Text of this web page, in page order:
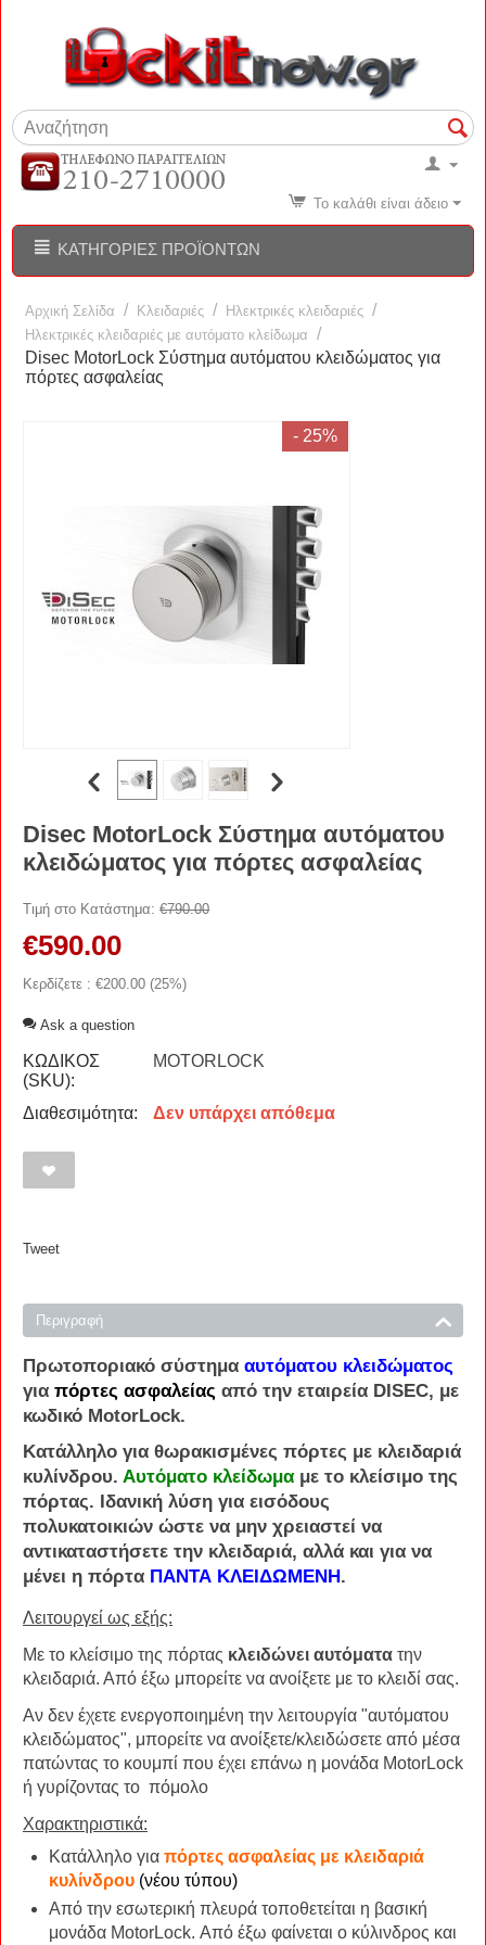
Το καλάθι είναι άδειο
ΚΑΤΗΓΟΡΊΕΣ ΠΡΟΪΌΝΤΩΝ
Αρχική Σελίδα / Κλειδαριές / Ηλεκτρικές κλειδαριές /
Hλεκτρικές κλειδαριές με αυτόματο κλείδωμα /
Disec MotorLock Σύστημα αυτόματου κλειδώματος για
πόρτες ασφαλείας
- 25%
Disec MotorLock Σύστημα αυτόματου
κλειδώματος για πόρτες ασφαλείας
Τιμή στο Κατάστημα: €790.00
€590.00
Κερδίζετε : €200.00 (25%)
Ask a question
ΚΩΔΙΚΟΣ
(SKU):
MOTORLOCK
Διαθεσιμότητα: Δεν υπάρχει απόθεμα
Tweet
Περιγραφή
Πρωτοποριακό σύστημα αυτόματου κλειδώματος
για πόρτες ασφαλείας από την εταιρεία DISEC, με
κωδικό MotorLock.
Κατάλληλο για θωρακισμένες πόρτες με κλειδαριά
κυλίνδρου. Αυτόματο κλείδωμα με το κλείσιμο της
πόρτας. Ιδανική λύση για εισόδους
πολυκατοικιών ώστε να μην χρειαστεί να
αντικαταστήσετε την κλειδαριά, αλλά και για να
μένει η πόρτα ΠΑΝΤΑ ΚΛΕΙΔΩΜΕΝΗ.
Λειτουργεί ως εξής:
Με το κλείσιμο της πόρτας κλειδώνει αυτόματα την
κλειδαριά. Από έξω μπορείτε να ανοίξετε με το κλειδί σας.
Αν δεν έχετε ενεργοποιημένη την λειτουργία "αυτόματου
κλειδώματος", μπορείτε να ανοίξετε/κλειδώσετε από μέσα
πατώντας το κουμπί που έχει επάνω η μονάδα MotorLock
ή γυρίζοντας το πόμολο
Χαρακτηριστικά:
Κατάλληλο για πόρτες ασφαλείας με κλειδαριά
κυλίνδρου (νέου τύπου)
Από την εσωτερική πλευρά τοποθετείται η βασική
μονάδα MotorLock. Από έξω φαίνεται ο κύλινδρος και